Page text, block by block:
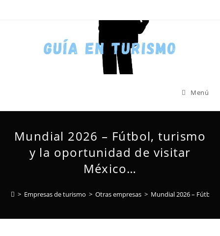
Menú
Mundial 2026 – Fútbol, turismo
y la oportunidad de visitar
México…
> Empresas de turismo > Otras empresas > Mundial 2026 –